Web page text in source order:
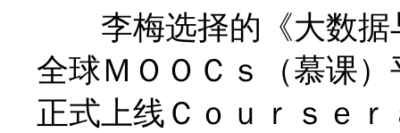
李梅选择的《大数据
全球ＭＯＯＣｓ（慕课
正式上线Ｃｏｕｒｓｅ